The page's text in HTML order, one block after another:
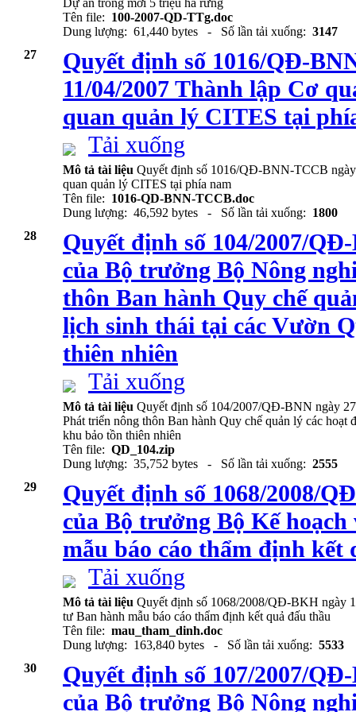
Dự án trồng mới 5 triệu ha rừng
Tên file: 100-2007-QD-TTg.doc
Dung lượng: 61,440 bytes - Số lần tải xuống: 3147
27
Quyết định số 1016/QĐ-
11/04/2007 Thành lập Cơ
quan quản lý CITES tại
Tải xuống
Mô tả tài liệu Quyết định số 1016/QĐ-BNN-TCCB
quan quản lý CITES tại phía nam
Tên file: 1016-QD-BNN-TCCB.doc
Dung lượng: 46,592 bytes - Số lần tải xuống: 1800
28
Quyết định số 104/2007/
của Bộ trưởng Bộ Nông
thôn Ban hành Quy chế
lịch sinh thái tại các Vườn
thiên nhiên
Tải xuống
Mô tả tài liệu Quyết định số 104/2007/QĐ-BNN ngày
Phát triển nông thôn Ban hành Quy chế quản lý các
khu bảo tồn thiên nhiên
Tên file: QD_104.zip
Dung lượng: 35,752 bytes - Số lần tải xuống: 2555
29
Quyết định số 1068/2008/
của Bộ trưởng Bộ Kế
mẫu báo cáo thẩm định kết
Tải xuống
Mô tả tài liệu Quyết định số 1068/2008/QĐ-BKH ngày
tư Ban hành mẫu báo cáo thẩm định kết quả đấu thầu
Tên file: mau_tham_dinh.doc
Dung lượng: 163,840 bytes - Số lần tải xuống: 5533
30
Quyết định số 107/2007/
của Bộ trưởng Bộ Nông